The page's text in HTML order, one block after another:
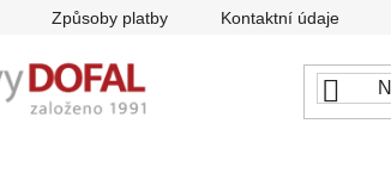
Způsoby platby Kontaktní údaje